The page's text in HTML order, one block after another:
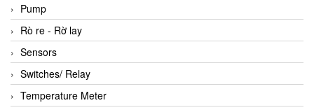
Pump
Rò re - Rờ lay
Sensors
Switches/ Relay
Temperature Meter